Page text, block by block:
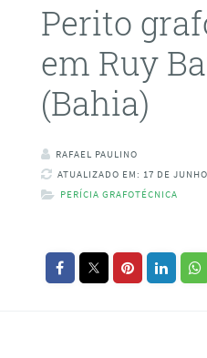
Perito
em Ruy
(Bahia)
RAFAEL PAULINO
ATUALIZADO EM: 17 DE
PERÍCIA GRAFOTÉCNICA